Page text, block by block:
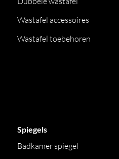
Wastafel accessoires
Wastafel toebehoren
Spiegels
Badkamer spiegel